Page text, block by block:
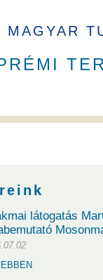
MAGYAR
látogatás